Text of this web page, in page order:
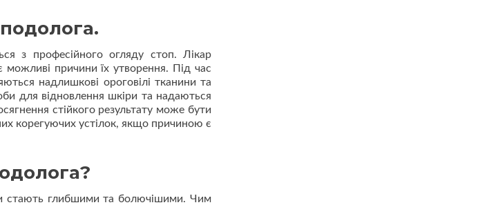
з професійного огляду стоп. Лікар
причини їх утворення. Під час
надлишкові ороговілі тканини та
для відновлення шкіри та надаються
стійкого результату може бути
корегуючих устілок, якщо причиною є
стають глибшими та болючішими. Чим